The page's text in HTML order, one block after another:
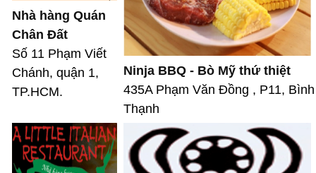
Nhà hàng Quán
Chân Đất
Số 11 Phạm Viết
Chánh, quận 1,
TP.HCM.
Ninja BBQ - Bò Mỹ thứ thiệt
435A Phạm Văn Đồng , P11, Bình
Thạnh